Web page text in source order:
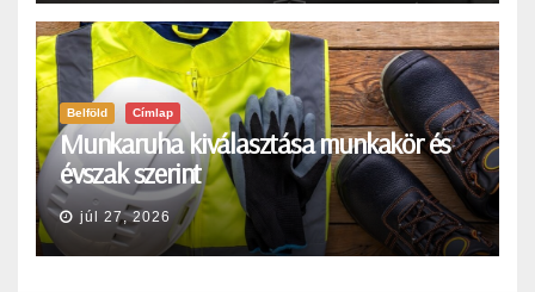
Belföld Címlap
Munkaruha kiválasztása munkakör és
évszak szerint
júl 27, 2026